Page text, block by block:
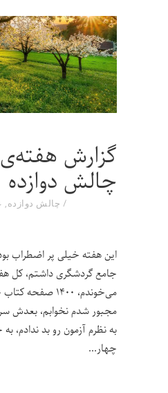
گزارش
چالش دوازده
چالش دوازده,
این هفته خیلی پر اضطراب
جامع گردشگری داشتم، کل
می‌خوندم، ۱۴۰۰
مجبور شدم نخوابم، بعدش
به نظرم آزمون رو بد ندادم،
چهار